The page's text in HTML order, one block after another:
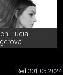
Lucia
Red 301.05.2024